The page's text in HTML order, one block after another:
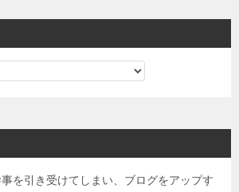
を引き受けてしまい、ブログをアップす